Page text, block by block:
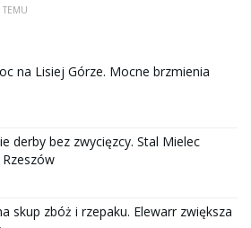
na Lisiej Górze. Mocne brzmienia
derby bez zwycięzcy. Stal Mielec
skup zbóż i rzepaku. Elewarr zwiększa